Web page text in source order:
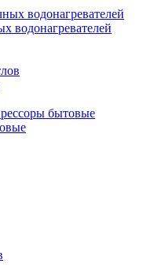
водонагревателей
бытовые